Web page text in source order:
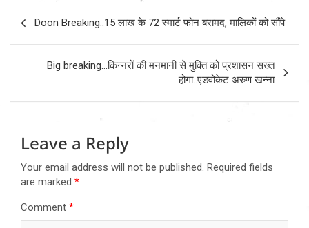
Post
navigation
Doon Breaking..15 लाख के 72 स्मार्ट फोन बरामद, मालिकों को सौंपे
Big breaking…किन्नरों की मनमानी से मुक्ति को प्रशासन सख्त
होगा..एडवोकेट अरुण खन्ना
Leave a Reply
Your email address will not be published. Required fields
are marked *
Comment *